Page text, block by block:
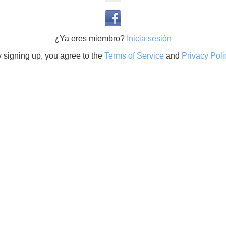
¿Ya eres miembro? Inicia sesión
signing up, you agree to the Terms of Serviceand Privacy